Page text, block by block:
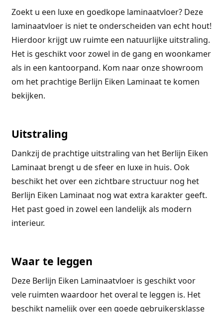
Zoekt u een luxe en goedkope laminaatvloer? Deze
laminaatvloer is niet te onderscheiden van echt hout!
Hierdoor krijgt uw ruimte een natuurlijke uitstraling.
Het is geschikt voor zowel in de gang en woonkamer
als in een kantoorpand. Kom naar onze showroom
om het prachtige Berlijn Eiken Laminaat te komen
bekijken.
Uitstraling
Dankzij de prachtige uitstraling van het Berlijn Eiken
Laminaat brengt u de sfeer en luxe in huis. Ook
beschikt het over een zichtbare structuur nog het
Berlijn Eiken Laminaat nog wat extra karakter geeft.
Het past goed in zowel een landelijk als modern
interieur.
Waar te leggen
Deze Berlijn Eiken Laminaatvloer is geschikt voor
vele ruimten waardoor het overal te leggen is. Het
beschikt namelijk over een goede gebruikersklasse